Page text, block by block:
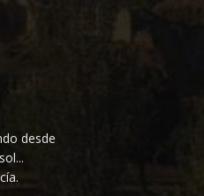
desde